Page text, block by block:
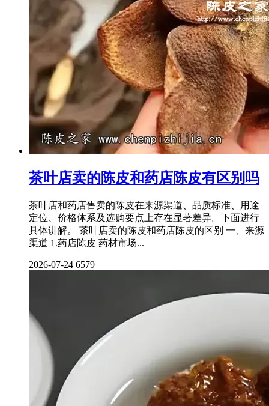
茶叶店卖的陈皮和药店陈皮有区别吗
茶叶店和药店售卖的陈皮在来源渠道、品质标准、用途
定位、价格体系及选购要点上存在显著差异。下面进行
具体讲解。 茶叶店卖的陈皮和药店陈皮的区别 一、来源
渠道 1.药店陈皮 药材市场...
2026-07-24 6579